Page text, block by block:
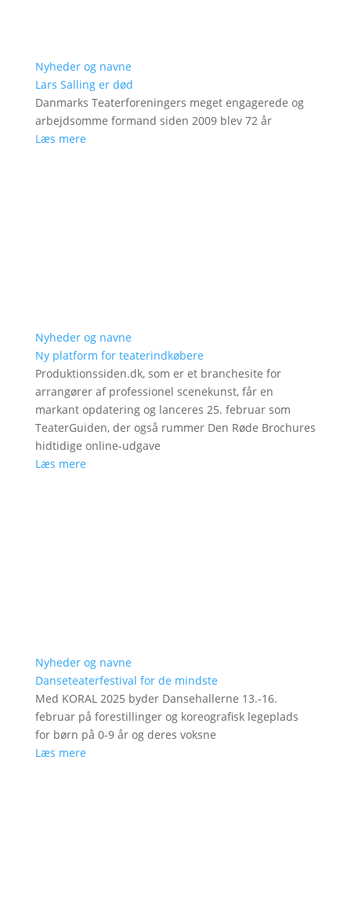
Nyheder og navne
Lars Salling er død
Danmarks Teaterforeningers meget engagerede og
arbejdsomme formand siden 2009 blev 72 år
Læs mere
Nyheder og navne
Ny platform for teaterindkøbere
Produktionssiden.dk, som er et branchesite for
arrangører af professionel scenekunst, får en
markant opdatering og lanceres 25. februar som
TeaterGuiden, der også rummer Den Røde Brochures
hidtidige online-udgave
Læs mere
Nyheder og navne
Danseteaterfestival for de mindste
Med KORAL 2025 byder Dansehallerne 13.-16.
februar på forestillinger og koreografisk legeplads
for børn på 0-9 år og deres voksne
Læs mere